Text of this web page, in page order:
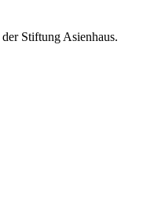
Stiftung Asienhaus.